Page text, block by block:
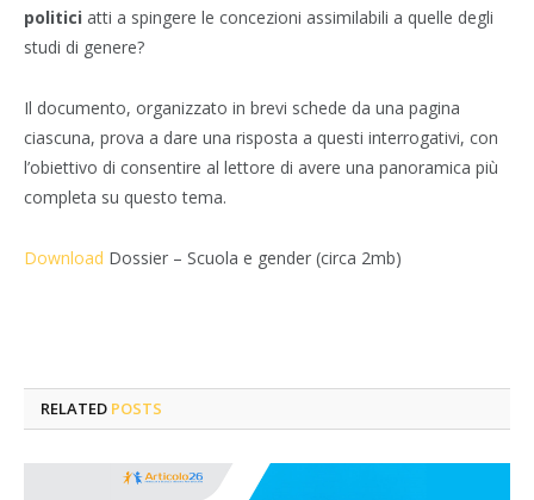
politici atti a spingere le concezioni assimilabili a quelle degli
studi di genere?
Il documento, organizzato in brevi schede da una pagina
ciascuna, prova a dare una risposta a questi interrogativi, con
l’obiettivo di consentire al lettore di avere una panoramica più
completa su questo tema.
Download Dossier – Scuola e gender (circa 2mb)
RELATED POSTS